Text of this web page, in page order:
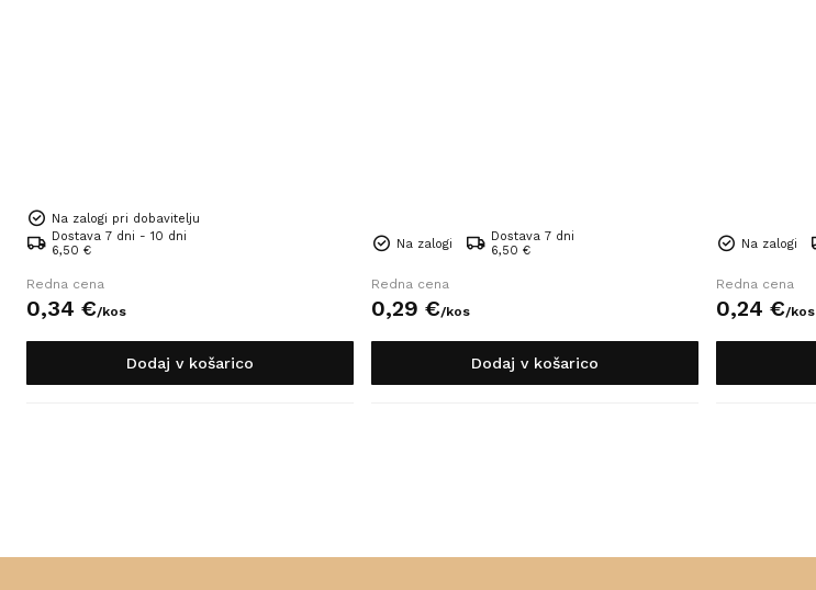
Na zalogi pri dobavitelju
Dostava 7 dni - 10 dni
6,50 €
Redna cena
0,34 €/kos
Dodaj v košarico
Na zalogi
Dostava 7 dni
6,50 €
Redna cena
0,29 €/kos
Dodaj v košarico
Na zalogi
Redna cena
0,24 €/kos